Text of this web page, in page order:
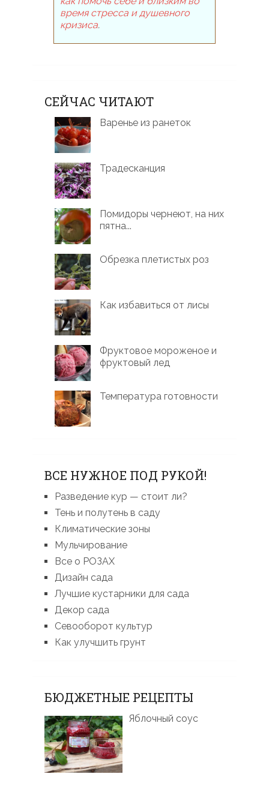
время стресса и душевного
кризиса.
СЕЙЧАС ЧИТАЮТ
Варенье из ранеток
Традесканция
Помидоры чернеют, на них
пятна...
Обрезка плетистых роз
Как избавиться от лисы
Фруктовое мороженое и
фруктовый лед
Температура готовности
ВСЕ НУЖНОЕ ПОД РУКОЙ!
Разведение кур — стоит ли?
Тень и полутень в саду
Климатические зоны
Мульчирование
Все о РОЗАХ
Дизайн сада
Лучшие кустарники для сада
Декор сада
Севооборот культур
Как улучшить грунт
БЮДЖЕТНЫЕ РЕЦЕПТЫ
Яблочный соус